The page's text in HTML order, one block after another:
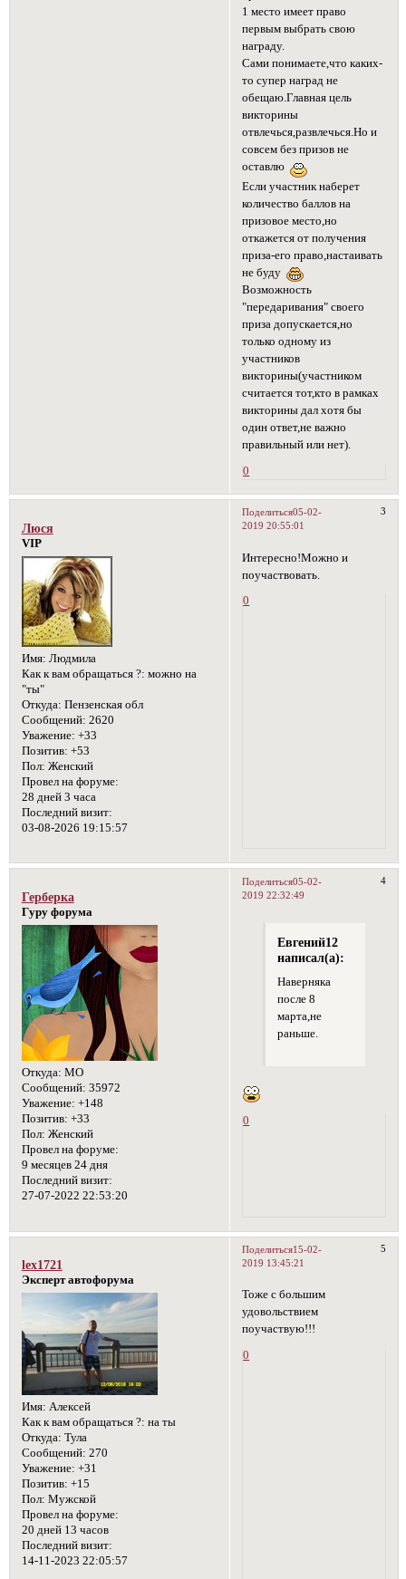
1 место имеет право
первым выбрать свою
награду.
Сами понимаете,что каких-
то супер наград не
обещаю.Главная цель
викторины
отвлечься,развлечься.Но и
совсем без призов не
оставлю
Если участник наберет
количество баллов на
призовое место,но
откажется от получения
приза-его право,настаивать
не буду
Возможность
"передаривания" своего
приза допускается,но
только одному из
участников
викторины(участником
считается тот,кто в рамках
викторины дал хотя бы
один ответ,не важно
правильный или нет).
0
Поделиться 3
05-02-
2019 20:55:01
Люся
VIP
Имя: Людмила
Как к вам обращаться ?: можно на
"ты"
Откуда: Пензенская обл
Сообщений: 2620
Уважение: +33
Позитив: +53
Пол: Женский
Провел на форуме:
28 дней 3 часа
Последний визит:
03-08-2026 19:15:57
Интересно!Можно и
поучаствовать.
0
Поделиться 4
05-02-
2019 22:32:49
Герберка
Гуру форума
Откуда: МО
Сообщений: 35972
Уважение: +148
Позитив: +33
Пол: Женский
Провел на форуме:
9 месяцев 24 дня
Последний визит:
27-07-2022 22:53:20
Евгений12
написал(а):
Наверняка
после 8
марта,не
раньше.
0
Поделиться 5
15-02-
2019 13:45:21
lex1721
Эксперт автофорума
Имя: Алексей
Как к вам обращаться ?: на ты
Откуда: Тула
Сообщений: 270
Уважение: +31
Позитив: +15
Пол: Мужской
Провел на форуме:
20 дней 13 часов
Последний визит:
14-11-2023 22:05:57
Тоже с большим
удовольствием
поучаствую!!!
0